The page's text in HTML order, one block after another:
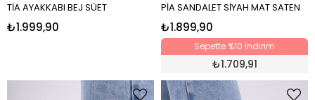
TİA AYAKKABI BEJ SÜET
₺1.999,90
PİA SANDALET SİYAH MAT SATEN
₺1.899,90
Sepette %10 İndirim
₺1.709,91